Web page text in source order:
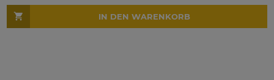
IN DEN WARENKORB